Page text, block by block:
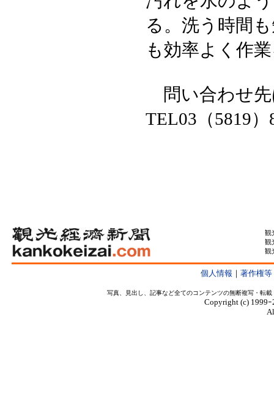
る。洗う時間
も効率よく作
問い合わせ先
TEL03（5819）
観
観
観
個人情報 ｜ 著作権等
写真、見出し、記事など全てのコンテンツの無断複写・転
Copyright (c) 1999